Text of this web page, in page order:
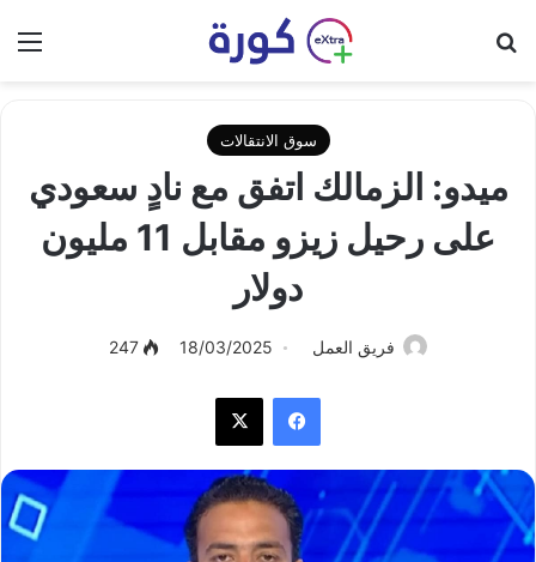
سوق الانتقالات
ميدو: الزمالك اتفق مع نادٍ سعودي
على رحيل زيزو مقابل 11 مليون
دولار
فريق العمل 18/03/2025
247
فيسبوك